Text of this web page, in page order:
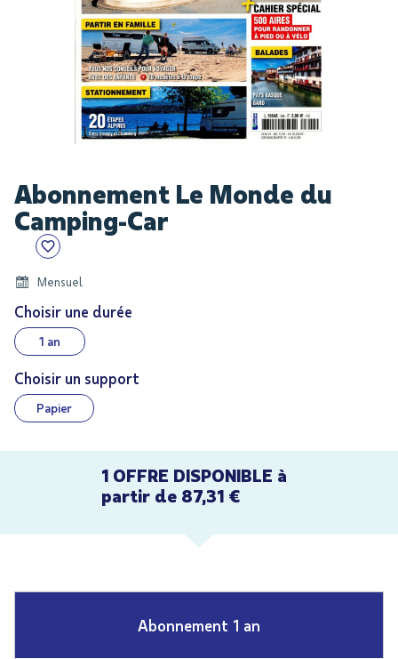
to
the
beginning
the
gallery
Abonnement Le Monde du
Camping-Car
Mensuel
Choisir une durée
1 an
Choisir un support
Papier
1 OFFRE DISPONIBLE à
partir de 87,31 €
Abonnement 1 an